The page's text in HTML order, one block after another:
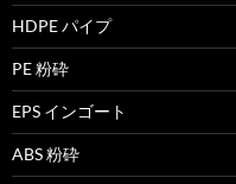
HDPE パイプ
PE 粉砕
EPS インゴート
ABS 粉砕